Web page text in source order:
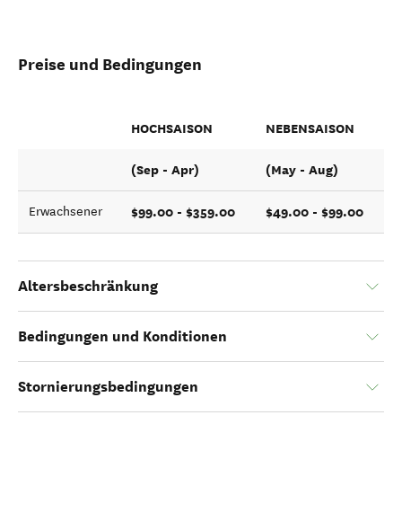
Preise und Bedingungen
HOCHSAISON NEBENSAISON
(Sep - Apr) (May - Aug)
Erwachsener $99.00 - $359.00 $49.00 - $99.00
Altersbeschränkung
Bedingungen und Konditionen
Stornierungsbedingungen